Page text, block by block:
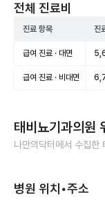
전체 진료비
진료 항목 진
급여 진료 · 대면
급여 진료 · 비대면
태비뇨기과의원
나만의닥터에서 수집한
병원 위치•주소